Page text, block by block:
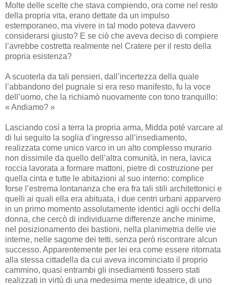
Molte delle scelte che stava compiendo, ora come nel resto
della propria vita, erano dettate da un impulso
estemporaneo, ma vivere in tal modo poteva davvero
considerarsi giusto? E se ciò che aveva deciso di compiere
l’avrebbe costretta realmente nel Cratere per il resto della
propria esistenza?
A scuoterla da tali pensieri, dall’incertezza della quale
l’abbandono del pugnale si era reso manifesto, fu la voce
dell’uomo, che la richiamò nuovamente con tono tranquillo:
« Andiamo? »
Lasciando così a terra la propria arma, Midda poté varcare al
di lui seguito la soglia d’ingresso all’insediamento,
realizzata come unico varco in un alto complesso murario
non dissimile da quello dell’altra comunità, in nera, lavica
roccia lavorata a formare mattoni, pietre di costruzione per
quella cinta e tutte le abitazioni al suo interno: complice
forse l’estrema lontananza che era fra tali stili architettonici e
quelli ai quali ella era abituata, i due centri urbani apparvero
in un primo momento assolutamente identici agli occhi della
donna, che cercò di individuarne differenze anche minime,
nel posizionamento dei bastioni, nella planimetria delle vie
interne, nelle sagome dei tetti, senza però riscontrare alcun
successo. Apparentemente per lei era come essere ritornata
alla stessa cittadella da cui aveva incominciato il proprio
cammino, quasi entrambi gli insediamenti fossero stati
realizzati in virtù di una medesima mente ideatrice, di uno